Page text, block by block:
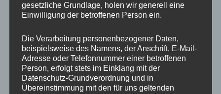
gesetzliche Grundlage, holen wir generell eine
Einwilligung der betroffenen Person ein.
Die Verarbeitung personenbezogener Daten,
beispielsweise des Namens, der Anschrift, E-Mail-
Adresse oder Telefonnummer einer betroffenen
Person, erfolgt stets im Einklang mit der
Datenschutz-Grundverordnung und in
Übereinstimmung mit den für uns geltenden